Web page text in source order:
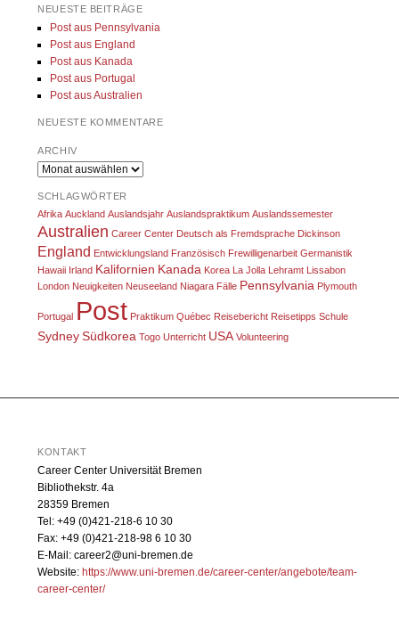
NEUESTE BEITRÄGE
Post aus Pennsylvania
Post aus England
Post aus Kanada
Post aus Portugal
Post aus Australien
NEUESTE KOMMENTARE
ARCHIV
Archiv
SCHLAGWÖRTER
Afrika Auckland Auslandsjahr Auslandspraktikum Auslandssemester
Australien Career Center Deutsch als Fremdsprache Dickinson
England Entwicklungsland Französisch Frewilligenarbeit Germanistik
Hawaii Irland Kalifornien Kanada Korea La Jolla Lehramt Lissabon
London Neuigkeiten Neuseeland Niagara Fälle Pennsylvania Plymouth
Portugal Post Praktikum Québec Reisebericht Reisetipps Schule
Sydney Südkorea Togo Unterricht USA Volunteering
KONTAKT
Career Center Universität Bremen
Bibliothekstr. 4a
28359 Bremen
Tel: +49 (0)421-218-6 10 30
Fax: +49 (0)421-218-98 6 10 30
E-Mail: career2@uni-bremen.de
Website: https://www.uni-bremen.de/career-center/angebote/team-
career-center/